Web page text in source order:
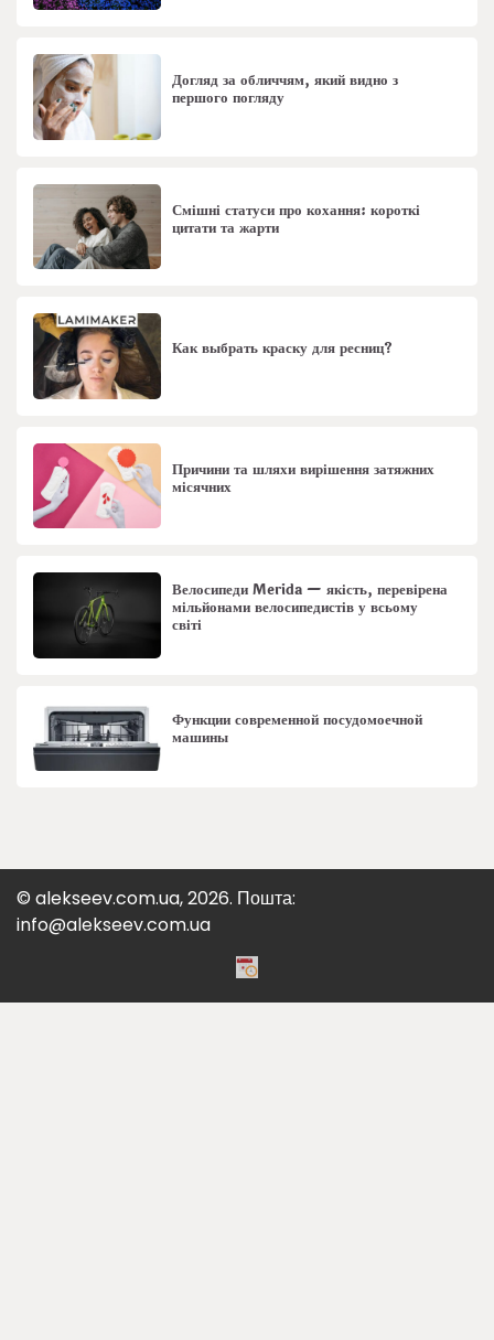
Догляд за обличчям, який видно з
першого погляду
Смішні статуси про кохання: короткі
цитати та жарти
Как выбрать краску для ресниц?
Причини та шляхи вирішення затяжних
місячних
Велосипеди Merida — якість, перевірена
мільйонами велосипедистів у всьому
світі
Функции современной посудомоечной
машины
© alekseev.com.ua, 2026. Пошта:
info@alekseev.com.ua